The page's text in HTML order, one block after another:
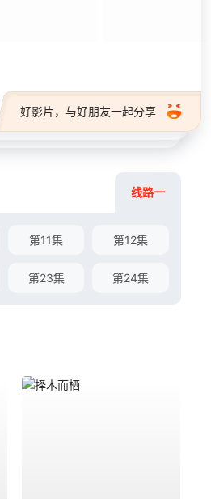
好影片，与好朋友一起分享
线路一
第11集 第12集
第23集 第24集